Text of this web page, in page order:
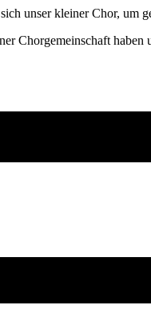
unser kleiner Chor, um
Chorgemeinschaft